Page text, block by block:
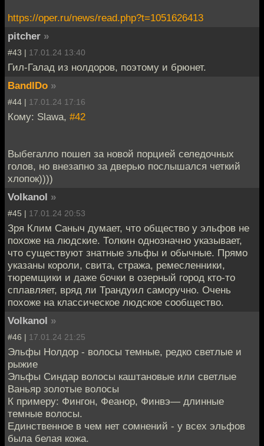
https://oper.ru/news/read.php?t=1051626413
pitcher »
#43 | 17.01.24 13:40
Гил-Галад из нолдоров, поэтому и брюнет.
BandIDo »
#44 | 17.01.24 17:16
Кому: Slawa, #42
Выбегалло пошел за новой порцией селедочных
голов, но внезапно за дверью послышался четкий
хлопок))))
Volkanol »
#45 | 17.01.24 20:53
Зря Клим Саныч думает, что общество у эльфов не
похоже на людские. Толкин однозначно указывает,
что существуют знатные эльфы и обычные. Прямо
указаны короли, свита, стража, ремесленники,
тюремщики и даже бочки в озерный город кто-то
сплавляет, вряд ли Трандуил саморучно. Очень
похоже на классическое людское сообщество.
Volkanol »
#46 | 17.01.24 21:25
Эльфы Нолдор - волосы темные, редко светлые и
рыжие
Эльфы Синдар волосы каштановые или светлые
Ваньяр золотые волосы
К примеру: Фингон, Феанор, Финвэ— длинные
темные волосы.
Единственное в чем нет сомнений - у всех эльфов
была белая кожа.